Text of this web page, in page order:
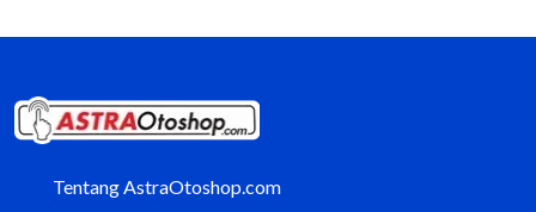
Tentang AstraOtoshop.com